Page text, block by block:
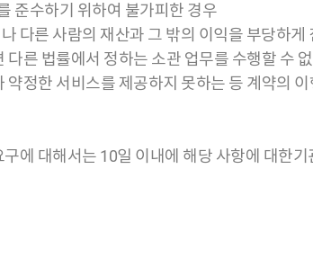
준수하기 위하여 불가피한 경우
다른 사람의 재산과 그 밖의 이익을 부당하게
른 법률에서 정하는 소관 업무를 수행할 수
정한 서비스를 제공하지 못하는 등 계약의
에 대해서는 10일 이내에 해당 사항에 대한